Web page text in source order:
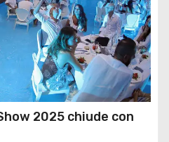
2025 chiude con